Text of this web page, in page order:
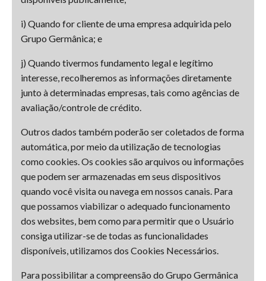
i) Quando for cliente de uma empresa adquirida pelo
Grupo Germânica; e
j) Quando tivermos fundamento legal e legítimo
interesse, recolheremos as informações diretamente
junto à determinadas empresas, tais como agências de
avaliação/controle de crédito.
Outros dados também poderão ser coletados de forma
automática, por meio da utilização de tecnologias
como cookies. Os cookies são arquivos ou informações
que podem ser armazenadas em seus dispositivos
quando você visita ou navega em nossos canais. Para
que possamos viabilizar o adequado funcionamento
dos websites, bem como para permitir que o Usuário
consiga utilizar-se de todas as funcionalidades
disponíveis, utilizamos dos Cookies Necessários.
Para possibilitar a compreensão do Grupo Germânica